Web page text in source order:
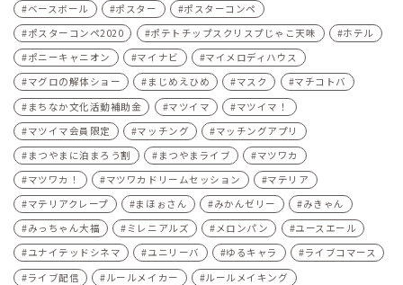
ベースボール
ポスター
ポスターコンペ
ポスターコンペ2020
ポテトチップスクリスプじゃこ天味
ホテル
ポニーキャニオン
マイナビ
マイメロディハウス
マグロの解体ショー
まじめえひめ マスク
マチコトバ
まちなか文化活動補助金
マツイマ
マツイマ！
マツイマ会員限定
マッチング
マッチングアプリ
まつやまに泊まろう割
まつやまライブ
マツワカ
マツワカ！
マツワカドリームセッション
マテリア
マテリアクレープ
まほぉさん みかんゼリー
みきゃん
みっちゃん大福
ミレニアルズ メロンパン
ユースエール
ユナイテッドシネマ
ユニリーバ ゆるキャラ
ライブコマース
ライブ配信
ルールメイカー
ルールメイキング